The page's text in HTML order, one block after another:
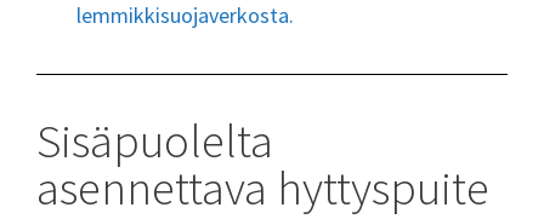
lemmikkisuojaverkosta.
Sisäpuolelta
asennettava hyttyspuite